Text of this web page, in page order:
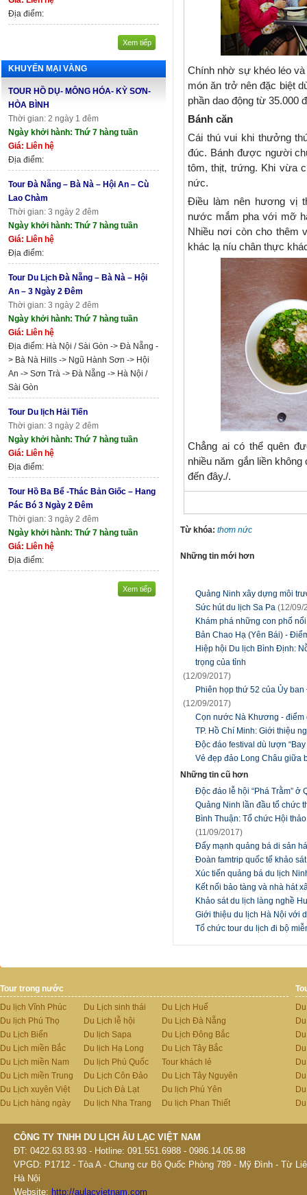
Địa điểm:
Xem tiếp
KHUYẾN MẠI VÀNG
TOUR HỒ DỤ- MÔNG HÓA- KỲ SƠN-
HÒA BÌNH
Thời gian: 2 ngày 1 đêm
Ngày khởi hành: Thứ 7 hàng tuần
Giá: Liên hệ
Địa điểm:
Tour Đà Nẵng – Bà Nà – Hội An – Cù
Lao Chàm
Thời gian: 3 ngày 2 đêm
Ngày khởi hành: Thứ 7 hàng tuần
Giá: Liên hệ
Địa điểm:
Tour Du Lịch Đà Nẵng – Bà Nà – Hội
An – 3 Ngày 2 Đêm
Thời gian: 3 ngày 2 đêm
Ngày khởi hành: Thứ 7 hàng tuần
Giá: Liên hệ
Địa điểm: Hà Nội / Sài Gòn -> Đà Nẵng -
> Bà Nà Hills -> Ngũ Hành Sơn -> Hội
An -> Sơn Trà -> Đà Nẵng -> Hà Nội /
Sài Gòn
Tour Du lịch Hải Tiến
Thời gian: 3 ngày 2 đêm
Ngày khởi hành: Thứ 7 hàng tuần
Giá: Liên hệ
Địa điểm:
Tour Hồ Ba Bể -Thác Bản Giốc – Hang
Pác Bó 3 Ngày 2 Đêm
Thời gian: 3 ngày 2 đêm
Ngày khởi hành: Thứ 7 hàng tuần
Giá: Liên hệ
Địa điểm:
Xem tiếp
Chính nhờ sự khéo léo
món ăn trở nên đặc biệt
phần dao động từ 35.000
Bánh căn
Cái thú vui khi thưởng
đúc. Bánh được người
tôm, thịt, trứng. Khi vừa
nức.
Điều làm nên hương vị
nước mắm pha với mỡ
Nhiều nơi còn cho thêm
khác lạ níu chân thực
Chẳng ai có thể quên
nhiều năm gắn liền
đến đây./.
Từ khóa: thơm nức
Những tin mới hơn
Quảng Ninh xây dựng môi
Sức hút du lịch Sa Pa (12/09/
Khám phá những con phố
Bản Chao Hạ (Yên Bái) -
Hiệp hội Du lịch Bình Ðịnh:
trọng của tỉnh
(12/09/2017)
Phiên họp thứ 52 của Ủy
(12/09/2017)
Cọn nước Nà Khương - điểm
TP. Hồ Chí Minh: Giới thiệu
Độc đáo festival dù lượn
Vẻ đẹp đảo Long Châu giữa
Những tin cũ hơn
Độc đáo lễ hội “Phá Trằm” ở
Quảng Ninh lần đầu tổ chức
Bình Thuận: Tổ chức Hội
(11/09/2017)
Đẩy mạnh quảng bá di sản
Đoàn famtrip quốc tế khảo
Xúc tiến quảng bá du lịch
Kết nối bảo tàng và nhà hát
Khảo sát du lịch làng nghề
Giới thiệu du lịch Hà Nội với
Tổ chức tour du lịch đi bộ
Tour trong nước
Du lịch Vĩnh Phúc
Du lịch Phú Thọ
Du Lịch Biển
Du Lịch miền Bắc
Du Lịch miền Nam
Du Lịch miền Trung
Du Lịch xuyên Việt
Du Lịch hàng ngày
Du Lịch sinh thái
Du Lịch lễ hội
Du lịch Sapa
Du lịch Hạ Long
Du lịch Phú Quốc
Du Lịch Côn Đảo
Du Lịch Đà Lạt
Du lịch Nha Trang
Du Lịch Huế
Du Lịch Đà Nẵng
Du Lịch Đông Bắc
Du Lịch Tây Bắc
Tour khách lẻ
Du Lịch Tây Nguyên
Du lịch Phú Yên
Du lịch Phan Thiết
CÔNG TY TNHH DU LỊCH ÂU LẠC VIỆT NAM
ĐT: 0422.63.83.93 - Hotline: 091.551.6988 - 0986.14.05.88
VPGD: P1712 - Tòa A - Chung cư Bộ Quốc Phòng 789 - Mỹ Đình - Từ
Hà Nội
Website: http://aulacvietnam.com